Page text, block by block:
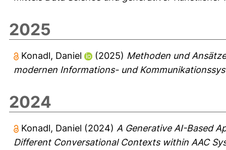
2025
Konadl, Daniel (2025) Methoden und
modernen Informations- und
2024
Konadl, Daniel (2024) A Generative AI-Based
Different Conversational Contexts within AAC